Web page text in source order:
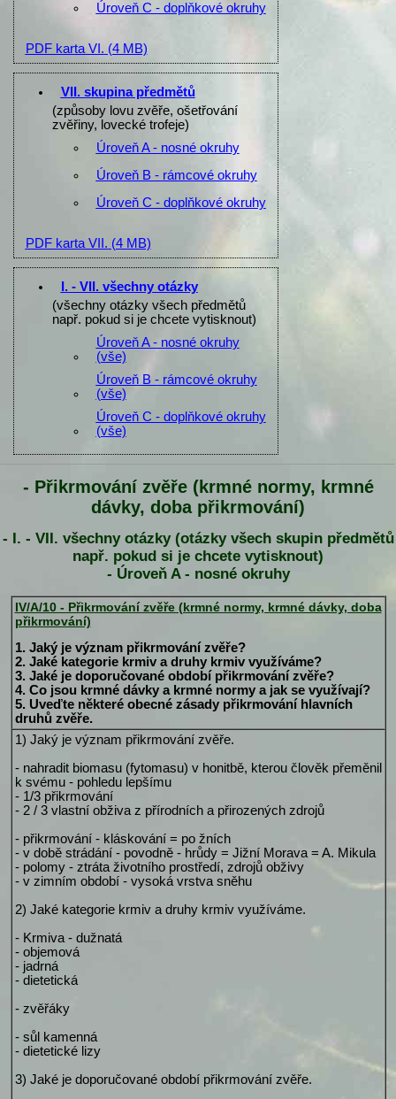
Úroveň C - doplňkové okruhy
PDF karta VI. (4 MB)
VII. skupina předmětů
(způsoby lovu zvěře, ošetřování
zvěřiny, lovecké trofeje)
Úroveň A - nosné okruhy
Úroveň B - rámcové okruhy
Úroveň C - doplňkové okruhy
PDF karta VII. (4 MB)
I. - VII. všechny otázky
(všechny otázky všech předmětů
např. pokud si je chcete vytisknout)
Úroveň A - nosné okruhy
(vše)
Úroveň B - rámcové okruhy
(vše)
Úroveň C - doplňkové okruhy
(vše)
- Přikrmování zvěře (krmné normy, krmné
dávky, doba přikrmování)
- I. - VII. všechny otázky (otázky všech skupin předmětů
např. pokud si je chcete vytisknout)
- Úroveň A - nosné okruhy
IV/A/10 - Přikrmování zvěře (krmné normy, krmné dávky, doba
přikrmování)
1. Jaký je význam přikrmování zvěře?
2. Jaké kategorie krmiv a druhy krmiv využíváme?
3. Jaké je doporučované období přikrmování zvěře?
4. Co jsou krmné dávky a krmné normy a jak se využívají?
5. Uveďte některé obecné zásady přikrmování hlavních
druhů zvěře.
1) Jaký je význam přikrmování zvěře.
- nahradit biomasu (fytomasu) v honitbě, kterou člověk přeměnil
k svému - pohledu lepšímu
- 1/3 přikrmování
- 2 / 3 vlastní obživa z přírodních a přirozených zdrojů
- přikrmování - kláskování = po žních
- v době strádání - povodně - hrůdy = Jižní Morava = A. Mikula
- polomy - ztráta životního prostředí, zdrojů obživy
- v zimním období - vysoká vrstva sněhu
2) Jaké kategorie krmiv a druhy krmiv využíváme.
- Krmiva - dužnatá
- objemová
- jadrná
- dietetická
- zvěřáky
- sůl kamenná
- dietetické lizy
3) Jaké je doporučované období přikrmování zvěře.